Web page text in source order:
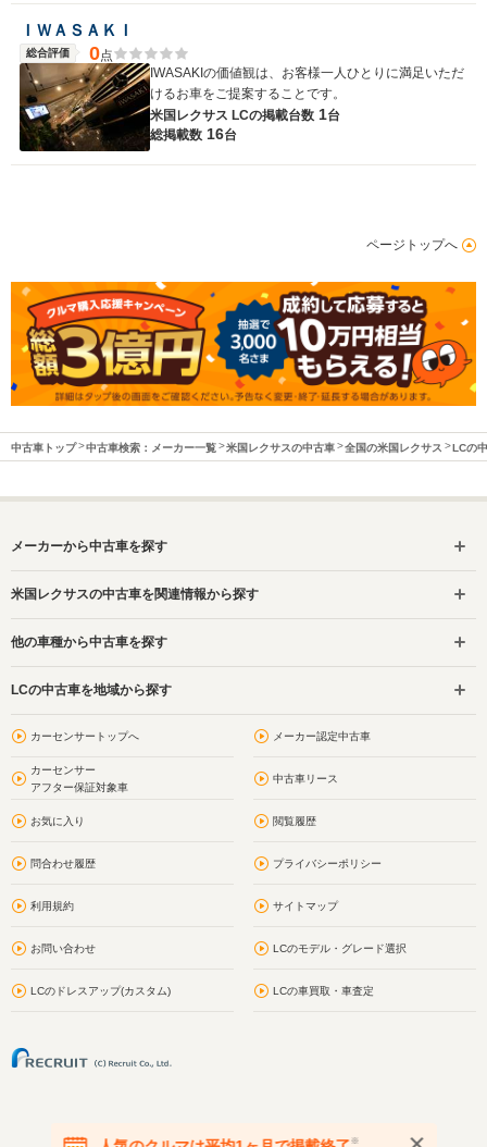
サイズ
(全長x全幅x全高)
排気量
駆動方式
-m
ホイールベース
-m
4300cc
FR
-m
ホイールベース
3500cc
FF、4WD
-
3500cc
FR、4WD
ＩＷＡＳＡＫＩ
総合評価 0点
IWASAKIの価値観は、お客様一人ひとりに満足いただ
けるお車をご提案することです。
米国レクサス LCの掲載台数 1台
総掲載数 16台
ページトップへ
中古車トップ 中古車検索：メーカー一覧 米国レクサスの中古車 全国の米国レクサス LCの
メーカーから中古車を探す
米国レクサスの中古車を関連情報から探す
他の車種から中古車を探す
LCの中古車を地域から探す
カーセンサートップへ メーカー認定中古車
カーセンサー
アフター保証対象車
中古車リース
お気に入り 閲覧履歴
問合わせ履歴 プライバシーポリシー
利用規約 サイトマップ
お問い合わせ LCのモデル・グレード選択
LCのドレスアップ(カスタム) LCの車買取・車査定
※